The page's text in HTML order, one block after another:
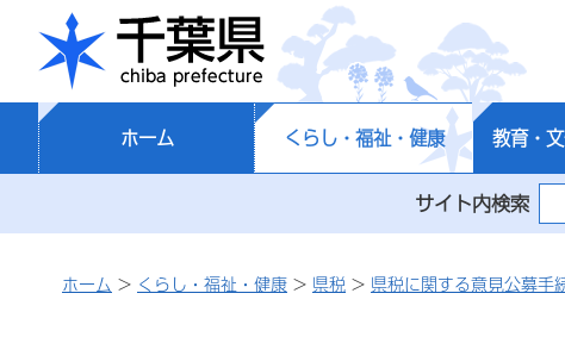
千葉県
ホーム くらし・福祉・健康 教育・
サイト内検索
ホーム > くらし・福祉・健康 > 県税 > 県税に関する意見公募手